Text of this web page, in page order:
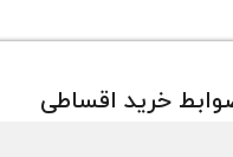
خرید اقساطی